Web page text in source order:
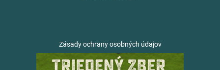
Zásady ochrany osobných údajov